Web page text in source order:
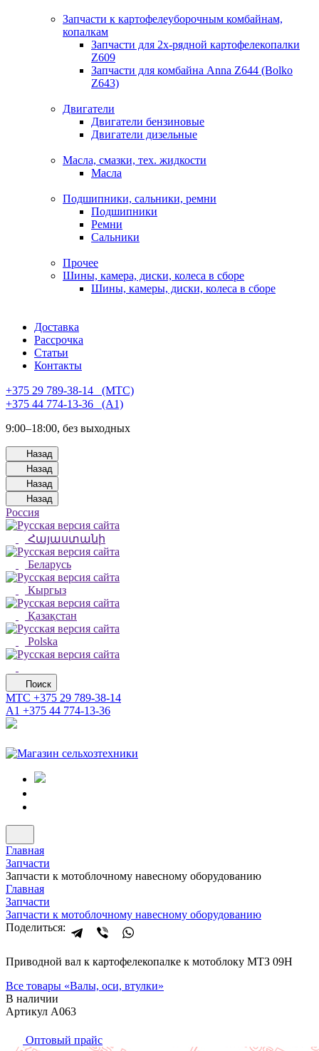
Запчасти к картофелеуборочным комбайнам,
копалкам
Запчасти для 2х-рядной картофелекопалки
Z609
Запчасти для комбайна Anna Z644 (Bolko
Z643)
Двигатели
Двигатели бензиновые
Двигатели дизельные
Масла, смазки, тех. жидкости
Масла
Подшипники, сальники, ремни
Подшипники
Ремни
Сальники
Прочее
Шины, камера, диски, колеса в сборе
Шины, камеры, диски, колеса в сборе
Доставка
Рассрочка
Статьи
Контакты
+375 29 789-38-14⠀(МТС)
+375 44 774-13-36⠀(А1)
9:00–18:00, без выходных
Назад
Назад
Назад
Назад
Россия
Հայաստանի
Беларусь
Кыргыз
Қазақстан
Polska
Поиск
МТС +375 29 789-38-14
А1 +375 44 774-13-36
Главная
Запчасти
Запчасти к мотоблочному навесному оборудованию
Главная
Запчасти
Запчасти к мотоблочному навесному оборудованию
Поделиться:
Приводной вал к картофелекопалке к мотоблоку МТЗ 09Н
Все товары «Валы, оси, втулки»
В наличии
Артикул А063
Оптовый прайс